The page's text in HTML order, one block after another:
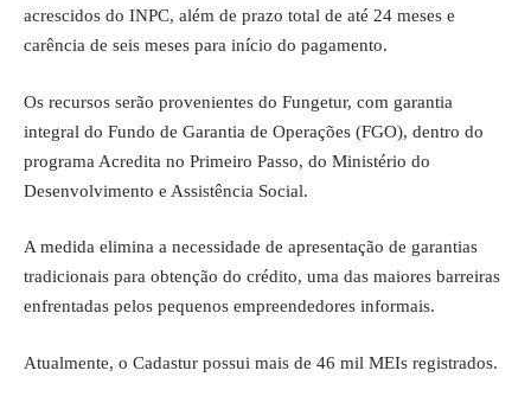
acrescidos do INPC, além de prazo total de até 24 meses e
carência de seis meses para início do pagamento.
Os recursos serão provenientes do Fungetur, com garantia
integral do Fundo de Garantia de Operações (FGO), dentro do
programa Acredita no Primeiro Passo, do Ministério do
Desenvolvimento e Assistência Social.
A medida elimina a necessidade de apresentação de garantias
tradicionais para obtenção do crédito, uma das maiores barreiras
enfrentadas pelos pequenos empreendedores informais.
Atualmente, o Cadastur possui mais de 46 mil MEIs registrados.